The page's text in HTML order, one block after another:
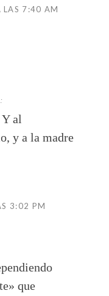
LAS 7:40 AM
al
y a la madre
3:02 PM
que